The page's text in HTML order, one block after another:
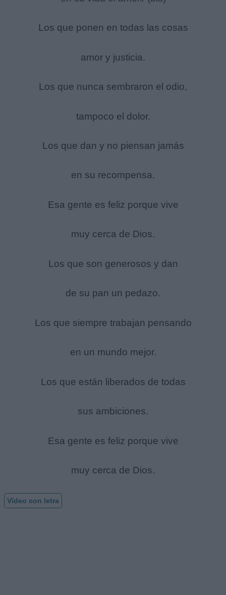
Los que ponen en todas las cosas
amor y justicia.
Los que nunca sembraron el odio,
tampoco el dolor.
Los que dan y no piensan jamás
en su recompensa.
Esa gente es feliz porque vive
muy cerca de Dios.
Los que son generosos y dan
de su pan un pedazo.
Los que siempre trabajan pensando
en un mundo mejor.
Los que están liberados de todas
sus ambiciones.
Esa gente es feliz porque vive
muy cerca de Dios.
Vídeo con letra